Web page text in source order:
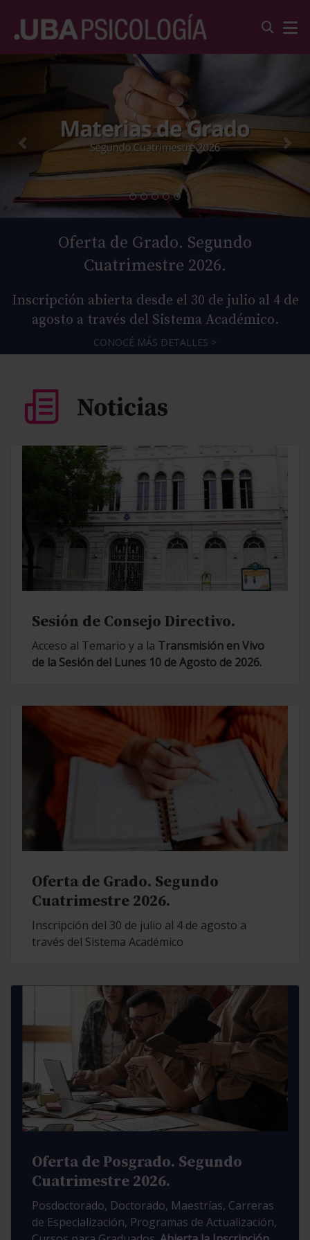
Oferta de Grado. Segundo
Cuatrimestre 2026.
Inscripción abierta desde el 30 de julio al 4 de
agosto a través del Sistema Académico.
CONOCÉ MÁS DETALLES >
Sesión de Consejo Directivo.
Acceso al Temario y a la Transmisión en Vivo
de la Sesión del Lunes 10 de Agosto de 2026.
Oferta de Grado. Segundo
Cuatrimestre 2026.
Inscripción del 30 de julio al 4 de agosto a
través del Sistema Académico
Oferta de Posgrado. Segundo
Cuatrimestre 2026.
Posdoctorado, Doctorado, Maestrías, Carreras
de Especialización, Programas de Actualización,